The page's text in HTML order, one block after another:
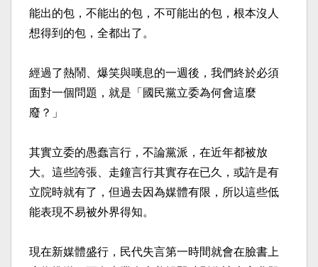
能出的包，不能出的包，不可能出的包，根本沒人
想得到的包，全都出了。
經過了熱鬧、爆笑與嘆息的一週後，我們終於必須
面對一個問題，就是「國民黨立委為何會這麼
廢？」
其實立委的愚蠢言行，不論黨派，在近年都被放
大。這些誇張、走鐘言行其實存在已久，或許是有
立院時就有了，但過去因為媒體有限，所以這些低
能表現不易被外界得知。
現在新媒體盛行，民代失言第一時間就會在臉書上